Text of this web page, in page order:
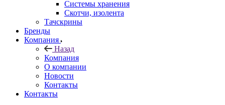
Системы хранения
Скотчи, изолента
Тачскрины
Бренды
Компания
Назад
Компания
О компании
Новости
Контакты
Контакты